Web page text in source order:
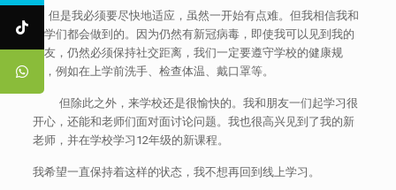
但是我必须要尽快地适应，虽然一开始有点难。但我相信我和
同学们都会做到的。因为仍然有新冠病毒，即使我可以见到我的
朋友，仍然必须保持社交距离，我们一定要遵守学校的健康规
定，例如在上学前洗手、检查体温、戴口罩等。
但除此之外，来学校还是很愉快的。我和朋友一们起学习很
开心，还能和老师们面对面讨论问题。我也很高兴见到了我的新
老师，并在学校学习12年级的新课程。
我希望一直保持着这样的状态，我不想再回到线上学习。